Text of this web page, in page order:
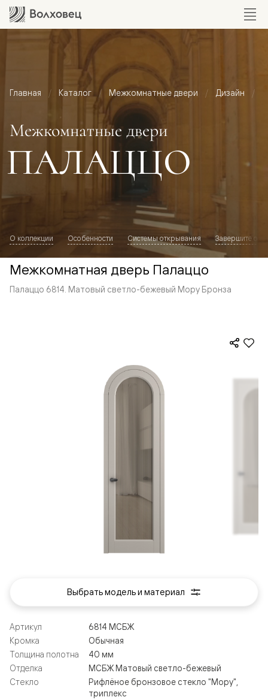
Главная Каталог Межкомнатные двери Дизайн
Межкомнатные двери
ПАЛАЦЦО
О коллекции Особенности Системы открывания Завершите
Межкомнатная дверь Палаццо
Палаццо 6814. Матовый светло-бежевый Мору Бронза
Артикул
6814 МСБЖ
Кромка
Обычная
Толщина полотна
40 мм
Отделка
МСБЖ Матовый светло-бежевый
Стекло
Рифлёное бронзовое стекло "Мору",
триплекс
Выбрать модель и материал